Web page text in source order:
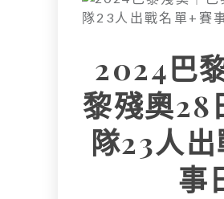
2024巴
黎殘奧28
隊23人
事